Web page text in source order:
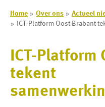
Home Over ons
Actueel
ICT-Platform Oost Brabant
ICT-
tekent